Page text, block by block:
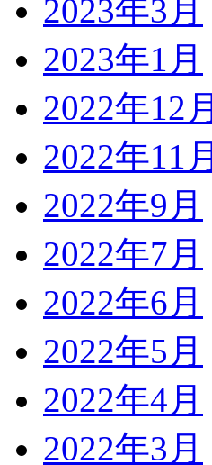
2023年3月
2023年1月
2022年12月
2022年11月
2022年9月
2022年7月
2022年6月
2022年5月
2022年4月
2022年3月